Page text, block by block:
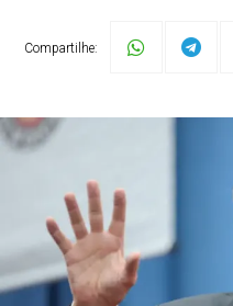
Compartilhe: